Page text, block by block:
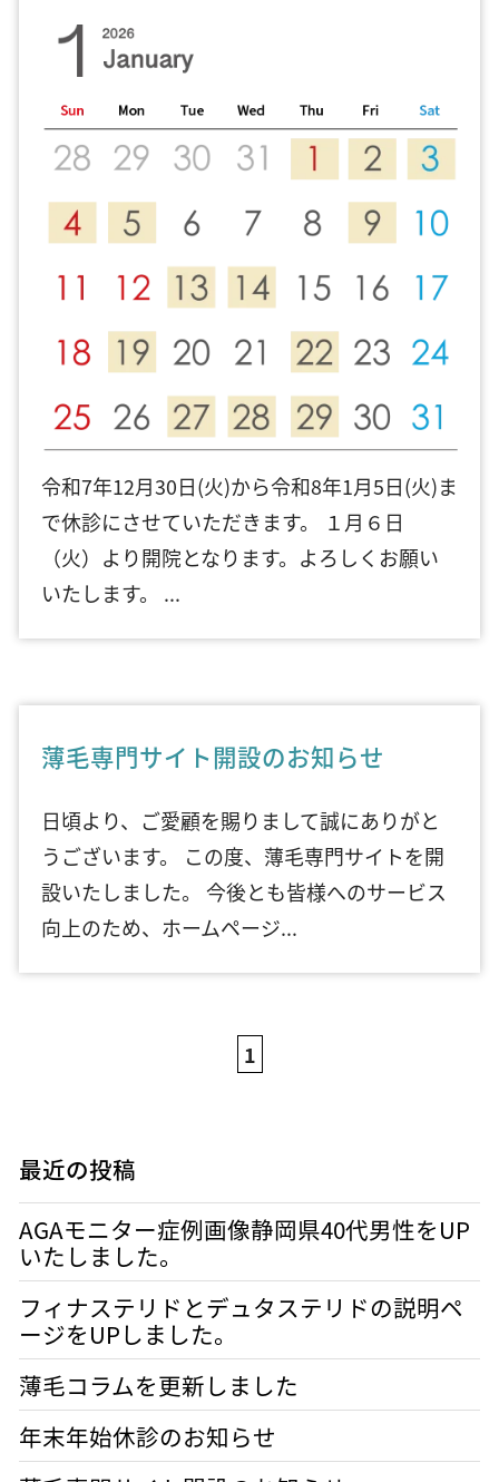
令和7年12月30日(火)から令和8年1月5日(火)ま
で休診にさせていただきます。 １月６日
（火）より開院となります。よろしくお願い
いたします。 ...
薄毛専門サイト開設のお知らせ
日頃より、ご愛顧を賜りまして誠にありがと
うございます。 この度、薄毛専門サイトを開
設いたしました。 今後とも皆様へのサービス
向上のため、ホームページ...
1
最近の投稿
AGAモニター症例画像静岡県40代男性をUP
いたしました。
フィナステリドとデュタステリドの説明ペ
ージをUPしました。
薄毛コラムを更新しました
年末年始休診のお知らせ